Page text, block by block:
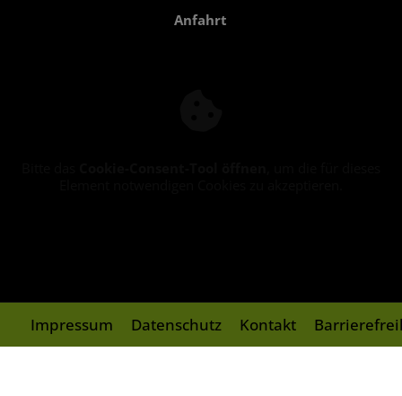
Anfahrt
Impressum Datenschutz Kontakt